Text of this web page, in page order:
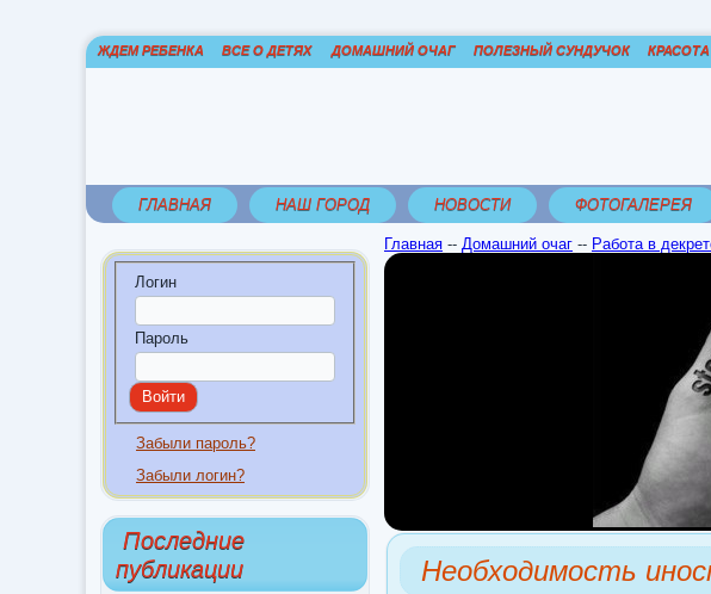
ЖДЕМ РЕБЕНКА ВСЕ О ДЕТЯХ ДОМАШНИЙ ОЧАГ ПОЛЕЗНЫЙ СУНДУЧОК
ГЛАВНАЯ НАШ ГОРОД НОВОСТИ ФОТОГАЛЕРЕЯ
Логин
Пароль
Забыли пароль?
Забыли логин?
Последние
публикации
Главная -- Домашний очаг -- Работа в
Необходимость